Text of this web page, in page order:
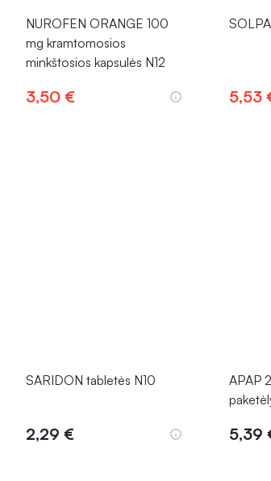
NUROFEN ORANGE 100
mg kramtomosios
minkštosios kapsulės N12
3,50 € 5,53
SARIDON tabletės N10
2,29 €
APAP
5,39